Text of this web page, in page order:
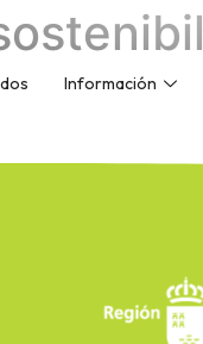
Información